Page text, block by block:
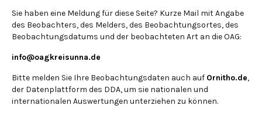
Sie haben eine Meldung für diese Seite? Kurze Mail mit Angabe
des Beobachters, des Melders, des Beobachtungsortes, des
Beobachtungsdatums und der beobachteten Art an die OAG:
info@oagkreisunna.de
Bitte melden Sie Ihre Beobachtungsdaten auch auf Ornitho.de,
der Datenplattform des DDA, um sie nationalen und
internationalen Auswertungen unterziehen zu können.